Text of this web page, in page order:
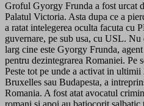
Groful Gyorgy Frunda a fost urcat
Palatul Victoria. Asta dupa ce a
a ratat intelegerea oculta facuta cu
guvernare, pe sub usa, cu USL. Nu
larg cine este Gyorgy Frunda,
pentru dezintegrarea Romaniei. Pe
Peste tot pe unde a activat in
Bruxelles sau Budapesta, a
Romania. A fost atat avocatul